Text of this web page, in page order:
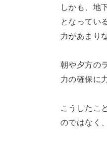
しかも、地
となってい
力があまり
朝や夕方の
力の確保に
こうしたこ
のではなく